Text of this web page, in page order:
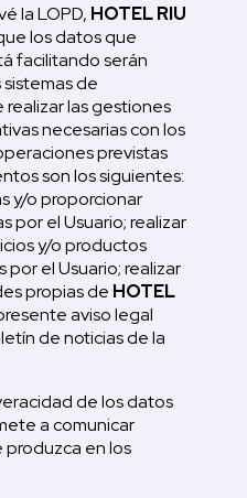
la LOPD, HOTEL RIU
los datos que
facilitando serán
de
las gestiones
necesarias con los
previstas
son los siguientes:
y/o proporcionar
por el Usuario; realizar
y/o productos
el Usuario; realizar
propias de HOTEL
aviso legal
de noticias de la
de los datos
a comunicar
produzca en los